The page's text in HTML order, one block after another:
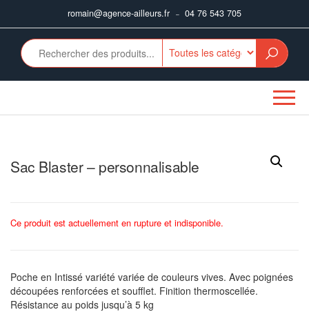
romain@agence-ailleurs.fr – 04 76 543 705
Sac Blaster – personnalisable
Ce produit est actuellement en rupture et indisponible.
Poche en Intissé variété variée de couleurs vives. Avec poignées
découpées renforcées et soufflet. Finition thermoscellée.
Résistance au poids jusqu’à 5 kg